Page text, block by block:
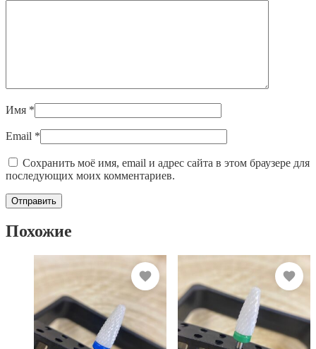
Имя *
Email *
Сохранить моё имя, email и адрес сайта в этом браузере для
последующих моих комментариев.
Похожие